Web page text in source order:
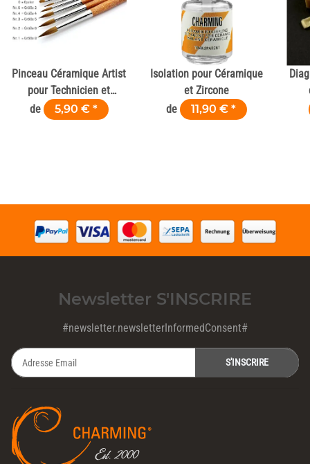
Pinceau Céramique Artist
pour Technicien et
Laboratoire Dentaire
de 5,90 € *
Isolation pour Céramique
et Zircone
de
11,90 € *
Newsletter S'INSCRIRE
#newsletter.newsletterInformedConsent#
S'INSCRIRE